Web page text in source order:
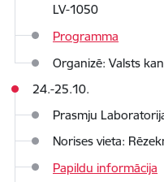
LV-1050
Programma
Organizē: Valsts
24.-25.10.
Prasmju
Norises vieta:
Papildu informācija